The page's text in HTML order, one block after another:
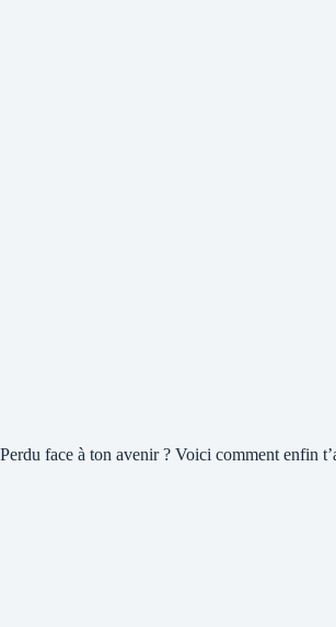
Perdu face à ton avenir ? Voici comment enfin